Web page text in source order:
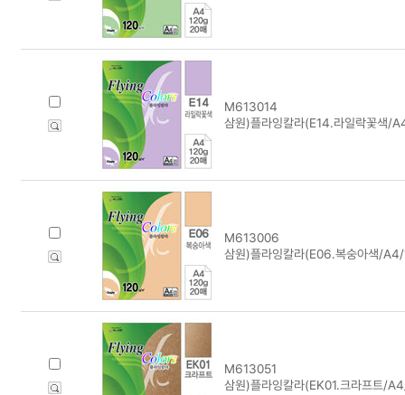
M613014
삼원)플라잉칼라(E14.라일락꽃색/
M613006
삼원)플라잉칼라(E06.복숭아색/
M613051
삼원)플라잉칼라(EK01.크라프트/